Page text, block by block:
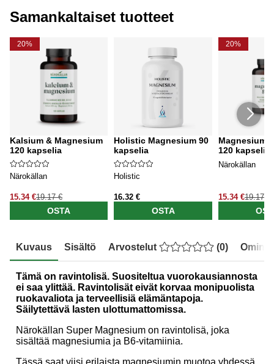
Samankaltaiset tuotteet
20%
Kalsium & Magnesium
120 kapselia
Närokällan
15.34 €19.17 €
OSTA
Holistic Magnesium 90
kapselia
Holistic
16.32 €
OSTA
20%
120 kapselia
Närokällan
15.34 €19.17 €
Kuvaus Sisältö Arvostelut (0)
Tämä on ravintolisä. Suositeltua vuorokausiannosta
ei saa ylittää. Ravintolisät eivät korvaa monipuolista
ruokavaliota ja terveellisiä elämäntapoja.
Säilytettävä lasten ulottumattomissa.
Närokällan Super Magnesium on ravintolisä, joka
sisältää magnesiumia ja B6-vitamiinia.
Tässä saat viisi erilaista magnesiumin muotoa yhdessä